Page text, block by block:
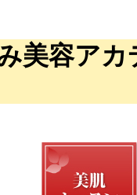
美容アカ